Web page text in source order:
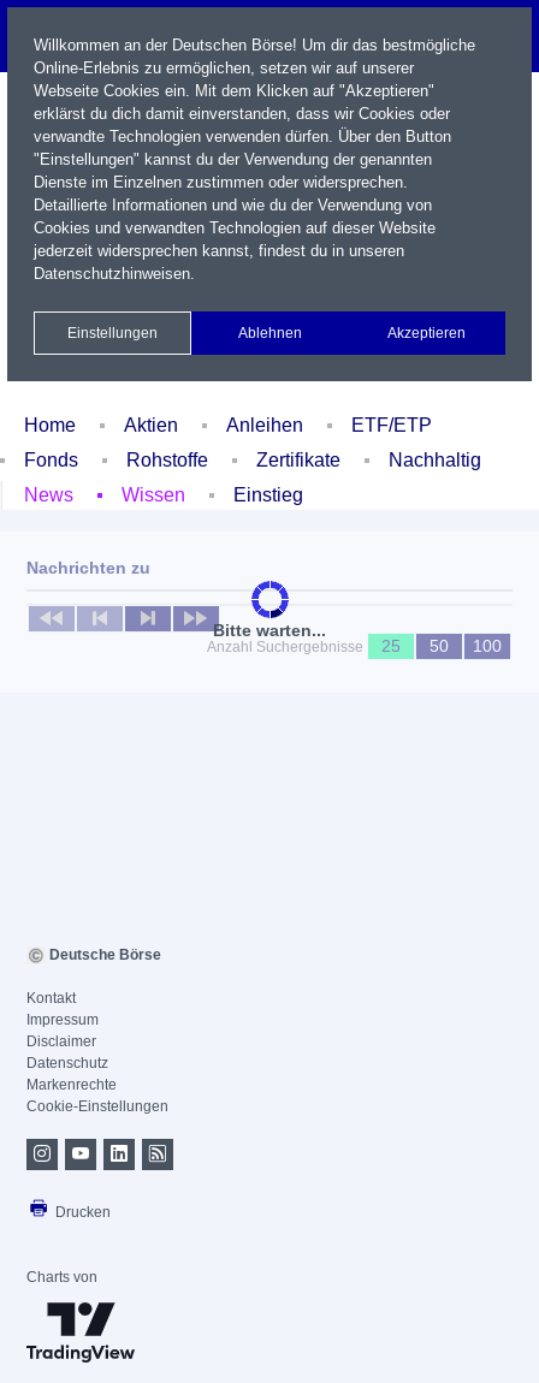
Name / WKN / ISIN / Kürzel
Xetra Realtime
Watchlist Portfolio Login
Home Aktien Anleihen
ETF/ETP
Fonds
Rohstoffe Zertifikate
Nachhaltig
News
Wissen Einstieg
Bitte warten...
Nachrichten zu
Keine News verfügbar
Anzahl Suchergebnisse
25 50 100
Willkommen an der Deutschen Börse! Um dir das bestmögliche
Online-Erlebnis zu ermöglichen, setzen wir auf unserer
Webseite Cookies ein. Mit dem Klicken auf "Akzeptieren"
erklärst du dich damit einverstanden, dass wir Cookies oder
verwandte Technologien verwenden dürfen. Über den Button
"Einstellungen" kannst du der Verwendung der genannten
Dienste im Einzelnen zustimmen oder widersprechen.
Detaillierte Informationen und wie du der Verwendung von
Cookies und verwandten Technologien auf dieser Website
jederzeit widersprechen kannst, findest du in unseren
Datenschutzhinweisen.
Einstellungen Ablehnen Akzeptieren
Deutsche Börse
Kontakt
Impressum
Disclaimer
Datenschutz
Markenrechte
Cookie-Einstellungen
Drucken
Charts von